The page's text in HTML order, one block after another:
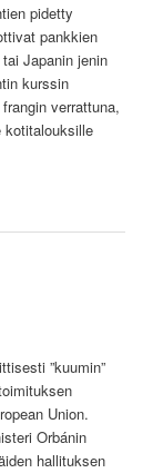
pidetty
pankkien
Japanin jenin
kurssin
verrattuna,
kotitalouksille
”kuumin”
Union.
Orbánin
hallituksen